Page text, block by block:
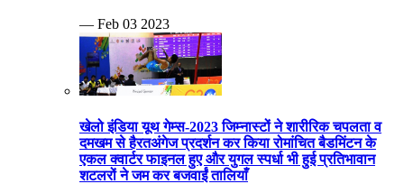
— Feb 03 2023
खेलो इंडिया यूथ गेम्स-2023 जिम्नास्टों ने शारीरिक चपलता व
दमखम से हैरतअंगेज प्रदर्शन कर किया रोमांचित बैडमिंटन के
एकल क्वार्टर फाइनल हुए और युगल स्पर्धा भी हुई प्रतिभावान
शटलरों ने जम कर बजवाईं तालियाँ